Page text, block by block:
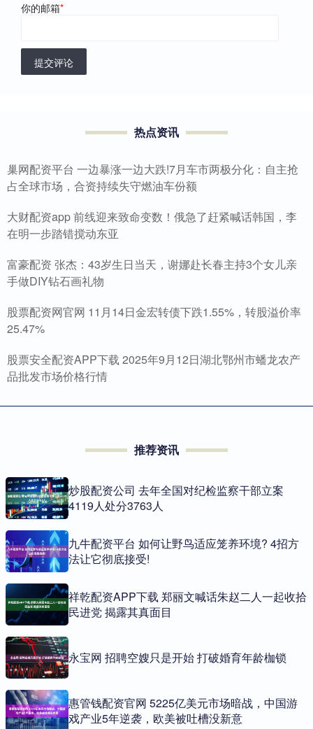
你的邮箱*
提交评论
热点资讯
巢网配资平台 一边暴涨一边大跌!7月车市两极分化：自主抢
占全球市场，合资持续失守燃油车份额
大财配资app 前线迎来致命变数！俄急了赶紧喊话韩国，李
在明一步踏错搅动东亚
富豪配资 张杰：43岁生日当天，谢娜赴长春主持3个女儿亲
手做DIY钻石画礼物
股票配资网官网 11月14日金宏转债下跌1.55%，转股溢价率
25.47%
股票安全配资APP下载 2025年9月12日湖北鄂州市蟠龙农产
品批发市场价格行情
推荐资讯
炒股配资公司 去年全国对纪检监察干部立案
4119人处分3763人
九牛配资平台 如何让野鸟适应笼养环境? 4招方
法让它彻底接受!
祥乾配资APP下载 郑丽文喊话朱赵二人一起收拾
民进党 揭露其真面目
永宝网 招聘空嫂只是开始 打破婚育年龄枷锁
惠管钱配资官网 5225亿美元市场暗战，中国游
戏产业5年逆袭，欧美被吐槽没新意